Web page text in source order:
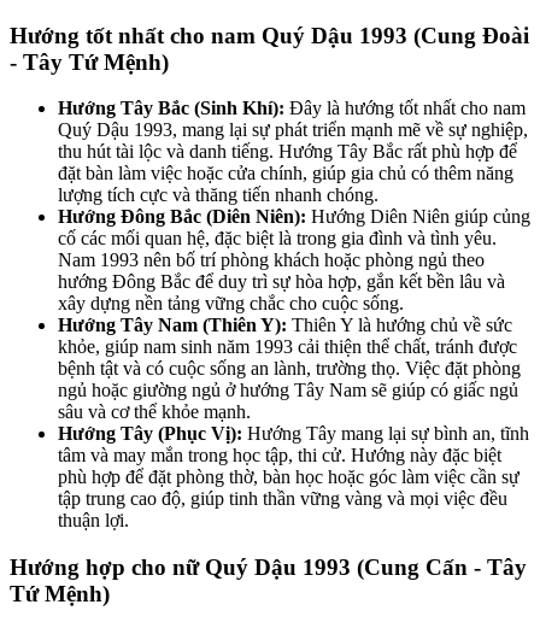
Hướng tốt nhất cho nam Quý Dậu 1993 (Cung Đoài
- Tây Tứ Mệnh)
Hướng Tây Bắc (Sinh Khí): Đây là hướng tốt nhất cho nam
Quý Dậu 1993, mang lại sự phát triển mạnh mẽ về sự nghiệp,
thu hút tài lộc và danh tiếng. Hướng Tây Bắc rất phù hợp để
đặt bàn làm việc hoặc cửa chính, giúp gia chủ có thêm năng
lượng tích cực và thăng tiến nhanh chóng.
Hướng Đông Bắc (Diên Niên): Hướng Diên Niên giúp củng
cố các mối quan hệ, đặc biệt là trong gia đình và tình yêu.
Nam 1993 nên bố trí phòng khách hoặc phòng ngủ theo
hướng Đông Bắc để duy trì sự hòa hợp, gắn kết bền lâu và
xây dựng nền tảng vững chắc cho cuộc sống.
Hướng Tây Nam (Thiên Y): Thiên Y là hướng chủ về sức
khỏe, giúp nam sinh năm 1993 cải thiện thể chất, tránh được
bệnh tật và có cuộc sống an lành, trường thọ. Việc đặt phòng
ngủ hoặc giường ngủ ở hướng Tây Nam sẽ giúp có giấc ngủ
sâu và cơ thể khỏe mạnh.
Hướng Tây (Phục Vị): Hướng Tây mang lại sự bình an, tĩnh
tâm và may mắn trong học tập, thi cử. Hướng này đặc biệt
phù hợp để đặt phòng thờ, bàn học hoặc góc làm việc cần sự
tập trung cao độ, giúp tinh thần vững vàng và mọi việc đều
thuận lợi.
Hướng hợp cho nữ Quý Dậu 1993 (Cung Cấn - Tây
Tứ Mệnh)